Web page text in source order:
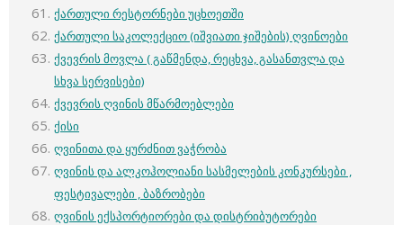
ქართული რესტორნები უცხოეთში
ქართული საკოლექციო (იშვიათი ჯიშების) ღვინოები
ქვევრის მოვლა ( გაწმენდა, რეცხვა, გასანთვლა და
სხვა სერვისები)
ქვევრის ღვინის მწარმოებლები
ქისი
ღვინითა და ყურძნით ვაჭრობა
ღვინის და ალკოჰოლიანი სასმელების კონკურსები ,
ფესტივალები , ბაზრობები
ღვინის ექსპორტიორები და დისტრიბუტორები